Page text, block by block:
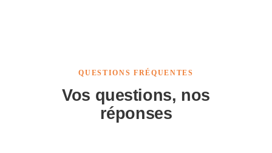
QUESTIONS FRÉQUENTES
Vos questions, nos
réponses